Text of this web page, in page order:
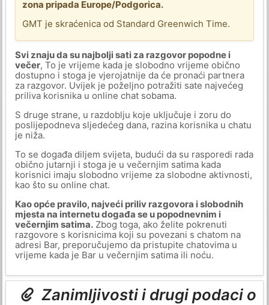
zona pripada Europe/Podgorica.
GMT je skraćenica od Standard Greenwich Time.
Svi znaju da su najbolji sati za razgovor popodne i
večer, To je vrijeme kada je slobodno vrijeme obično
dostupno i stoga je vjerojatnije da će pronaći partnera
za razgovor. Uvijek je poželjno potražiti sate najvećeg
priliva korisnika u online chat sobama.
S druge strane, u razdoblju koje uključuje i zoru do
poslijepodneva sljedećeg dana, razina korisnika u chatu
je niža.
To se događa diljem svijeta, budući da su rasporedi rada
obično jutarnji i stoga je u večernjim satima kada
korisnici imaju slobodno vrijeme za slobodne aktivnosti,
kao što su online chat.
Kao opće pravilo, najveći priliv razgovora i slobodnih
mjesta na internetu događa se u popodnevnim i
večernjim satima.Zbog toga, ako želite pokrenuti
razgovore s korisnicima koji su povezani s chatom na
adresi Bar, preporučujemo da pristupite chatovima u
vrijeme kada je Bar u večernjim satima ili noću.
Zanimljivosti i drugi podaci o